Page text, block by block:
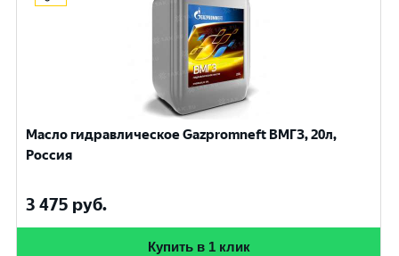
Масло гидравлическое Gazpromneft ВМГЗ, 20л,
Россия
3 475 руб.
Купить в 1 клик